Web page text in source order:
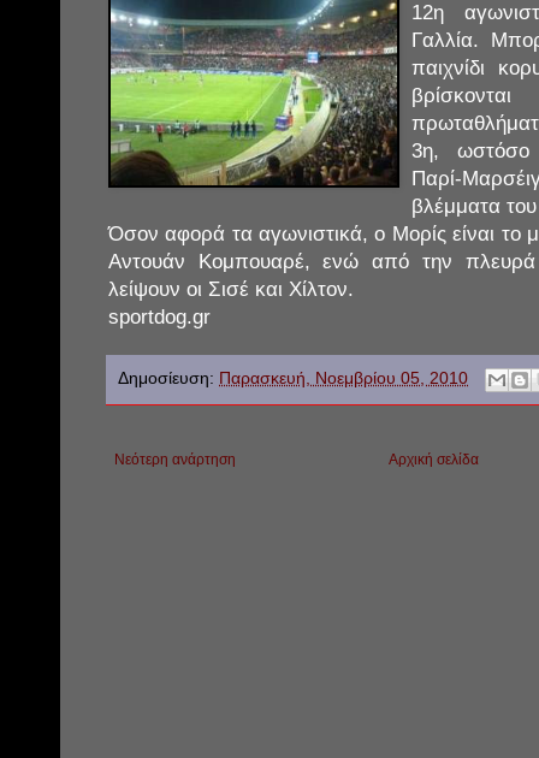
12η
Γαλλία.
παιχνίδι
3η, ωστόσο
Παρί-
βλέμματα
Όσον αφορά τα αγωνιστικά, ο Μορίς είναι το
Αντουάν Κομπουαρέ, ενώ από την πλευρά
λείψουν οι Σισέ και Χίλτον.
sportdog.gr
Δημοσίευση: Παρασκευή, Νοεμβρίου 05, 2010
Νεότερη ανάρτηση Αρχική σελίδα